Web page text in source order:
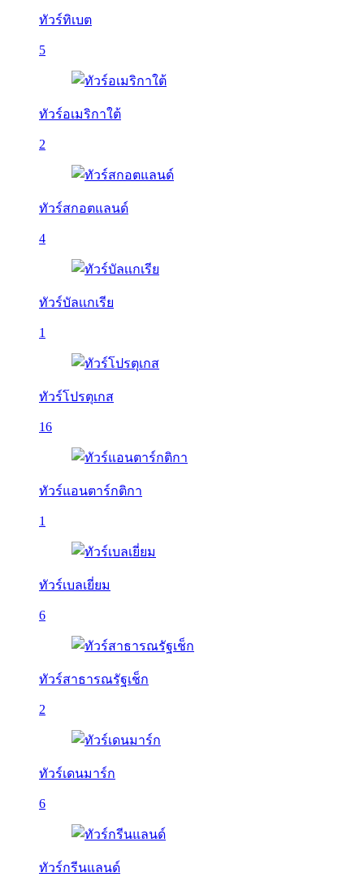
ทัวร์ทิเบต
5
ทัวร์อเมริกาใต้
2
ทัวร์สกอตแลนด์
4
ทัวร์บัลเเกเรีย
1
ทัวร์โปรตุเกส
16
ทัวร์แอนตาร์กติกา
1
ทัวร์เบลเยี่ยม
6
ทัวร์สาธารณรัฐเช็ก
2
ทัวร์เดนมาร์ก
6
ทัวร์กรีนแลนด์